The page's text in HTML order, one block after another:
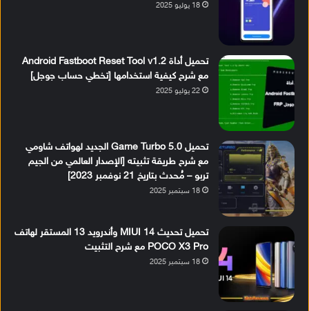
18 يوليو 2025
تحميل أداة Android Fastboot Reset Tool v1.2
مع شرح كيفية استخدامها [تخطي حساب جوجل]
22 يوليو 2025
تحميل Game Turbo 5.0 الجديد لهواتف شاومي
مع شرح طريقة تثبيته [الإصدار العالمي من الجيم
تربو – مُحدث بتاريخ 21 نوفمبر 2023]
18 سبتمبر 2025
تحميل تحديث MIUI 14 وأندرويد 13 المستقر لهاتف
POCO X3 Pro مع شرح التثبيت
18 سبتمبر 2025